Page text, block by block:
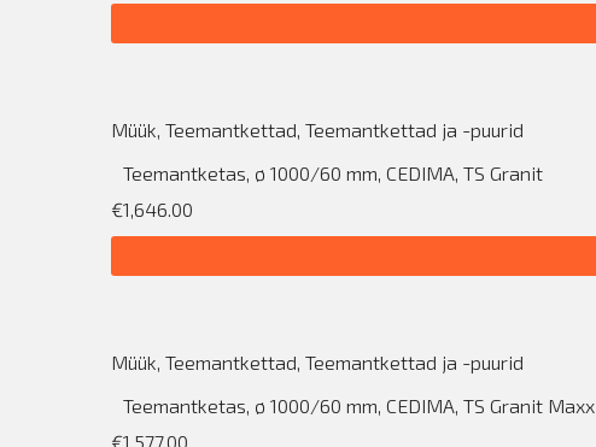
Müük, Teemantkettad, Teemantkettad ja -puurid
Teemantketas, ø 1000/60 mm, CEDIMA, TS Granit
€1,646.00
Müük, Teemantkettad, Teemantkettad ja -puurid
Teemantketas, ø 1000/60 mm, CEDIMA, TS Granit Maxx
€1,577.00